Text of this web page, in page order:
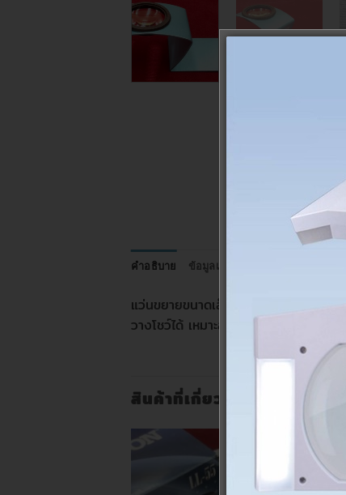
คำอธิบาย ข้อมูลเพิ่มเติม
แว่นขยายขนาดเล็ก ทรงสวย ยี่ห้อ
วางโชว์ได้ เหมาะสำหรับส่องดูวัตถุชิ้นเ
สินค้าที่เกี่ยวข้อง